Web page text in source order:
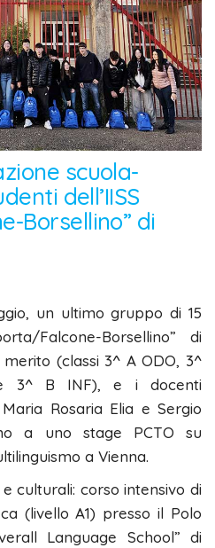
scuola-
dell’IISS
Borsellino” di
un ultimo gruppo di 15
Falcone-Borsellino” di
(classi 3^ A ODO, 3^
3^ B INF), e i docenti
Rosaria Elia e Sergio
a uno stage PCTO su
a Vienna.
culturali: corso intensivo di
(livello A1) presso il Polo
Language School” di